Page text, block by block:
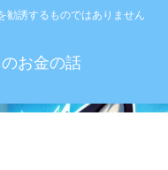
勧誘するものではありません
お金の話